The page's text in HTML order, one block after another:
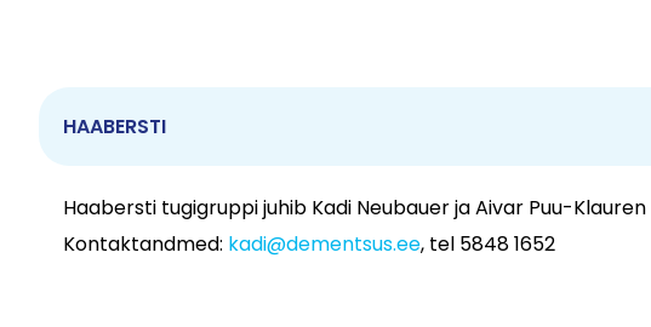
HAABERSTI
Haabersti tugigruppi juhib Kadi Neubauer ja Aivar Puu-Klauren
Kontaktandmed: kadi@dementsus.ee, tel 5848 1652